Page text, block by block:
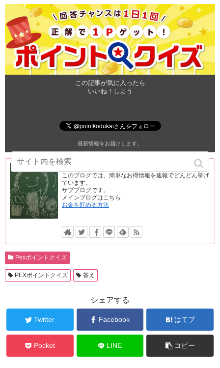
この記事が気に入ったら
いいね！しよう
最新情報をお届けします。
ぽいこづ
このブログでは、簡単なお得情報を速報でどんどん挙げ
ています。
サブブログです。
メインブログはこちら
お金を貯める方法
Pexポイントクイズ
PEXポイントクイズ 答え
シェアする
Twitter Facebook はてブ
Pocket LINE コピー